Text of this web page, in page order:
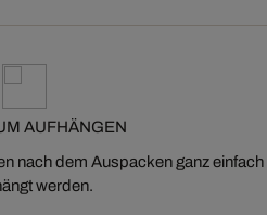
AUFHÄNGEN
nach dem Auspacken ganz einfach
werden.